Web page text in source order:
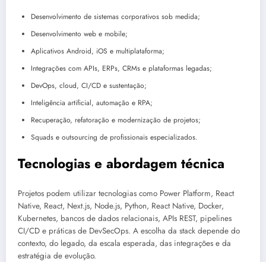
Desenvolvimento de sistemas corporativos sob medida;
Desenvolvimento web e mobile;
Aplicativos Android, iOS e multiplataforma;
Integrações com APIs, ERPs, CRMs e plataformas legadas;
DevOps, cloud, CI/CD e sustentação;
Inteligência artificial, automação e RPA;
Recuperação, refatoração e modernização de projetos;
Squads e outsourcing de profissionais especializados.
Tecnologias e abordagem técnica
Projetos podem utilizar tecnologias como Power Platform, React
Native, React, Next.js, Node.js, Python, React Native, Docker,
Kubernetes, bancos de dados relacionais, APIs REST, pipelines
CI/CD e práticas de DevSecOps. A escolha da stack depende do
contexto, do legado, da escala esperada, das integrações e da
estratégia de evolução.